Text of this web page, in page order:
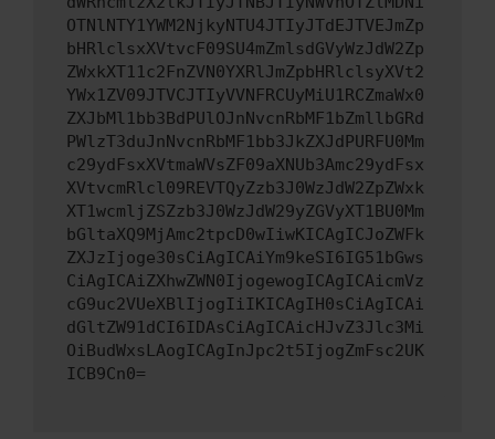
OTNlNTY1YWM2NjkyNTU4JTIyJTdEJTVEJmZp
bHRlclsxXVtvcF09SU4mZmlsdGVyWzJdW2Zp
ZWxkXT11c2FnZVN0YXRlJmZpbHRlclsyXVt2
YWx1ZV09JTVCJTIyVVNFRCUyMiU1RCZmaWx0
ZXJbMl1bb3BdPUlOJnNvcnRbMF1bZmllbGRd
PWlzT3duJnNvcnRbMF1bb3JkZXJdPURFU0Mm
c29ydFsxXVtmaWVsZF09aXNUb3Amc29ydFsx
XVtvcmRlcl09REVTQyZzb3J0WzJdW2ZpZWxk
XT1wcmljZSZzb3J0WzJdW29yZGVyXT1BU0Mm
bGltaXQ9MjAmc2tpcD0wIiwKICAgICJoZWFk
ZXJzIjoge30sCiAgICAiYm9keSI6IG51bGws
CiAgICAiZXhwZWN0IjogewogICAgICAicmVz
cG9uc2VUeXBlIjogIiIKICAgIH0sCiAgICAi
dGltZW91dCI6IDAsCiAgICAicHJvZ3Jlc3Mi
OiBudWxsLAogICAgInJpc2t5IjogZmFsc2UK
ICB9Cn0=